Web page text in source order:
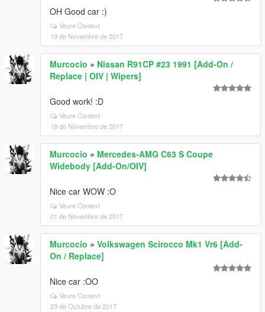
OH Good car :)
Veure Context
19 de Novembre de 2017
Murcocio » Nissan R91CP #23 1991 [Add-On /
Replace | OIV | Wipers]
Good work! :D
Veure Context
18 de Novembre de 2017
Murcocio » Mercedes-AMG C63 S Coupe
Widebody [Add-On/OIV]
Nice car WOW :O
Veure Context
01 de Novembre de 2017
Murcocio » Volkswagen Scirocco Mk1 Vr6 [Add-
On / Replace]
Nice car :OO
Veure Context
29 de Octubre de 2017